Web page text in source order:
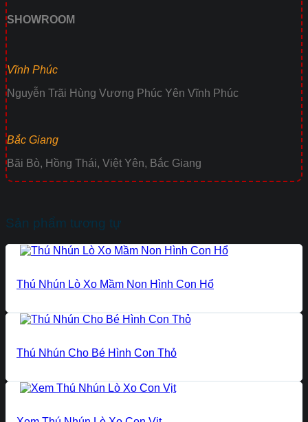
SHOWROOM
Vĩnh Phúc
Nguyễn Trãi Hùng Vương Phúc Yên Vĩnh Phúc
Bắc Giang
Bãi Bò, Hồng Thái, Việt Yên, Bắc Giang
Sản phẩm tương tự
Thú Nhún Lò Xo Mầm Non Hình Con Hổ
Thú Nhún Cho Bé Hình Con Thỏ